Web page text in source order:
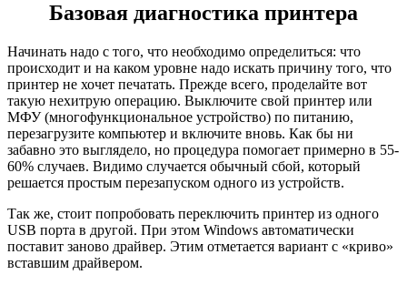
Базовая диагностика принтера
Начинать надо с того, что необходимо определиться: что
происходит и на каком уровне надо искать причину того, что
принтер не хочет печатать. Прежде всего, проделайте вот
такую нехитрую операцию. Выключите свой принтер или
МФУ (многофункциональное устройство) по питанию,
перезагрузите компьютер и включите вновь. Как бы ни
забавно это выглядело, но процедура помогает примерно в 55-
60% случаев. Видимо случается обычный сбой, который
решается простым перезапуском одного из устройств.
Так же, стоит попробовать переключить принтер из одного
USB порта в другой. При этом Windows автоматически
поставит заново драйвер. Этим отметается вариант с «криво»
вставшим драйвером.